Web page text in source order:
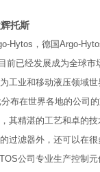
托斯
Hytos，德国Argo-
前已经发展成为全球
工业和移动液压领域
布在世界各地的公司
其精湛的工艺和卓的
过滤器外，还可以在
公司专业生产控制